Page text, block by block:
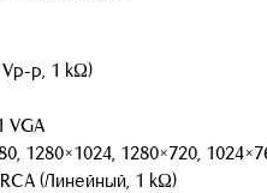
Vp-p, 1 kΩ)
VGA
1280×1024, 1280×720,
(Линейный, 1 kΩ)